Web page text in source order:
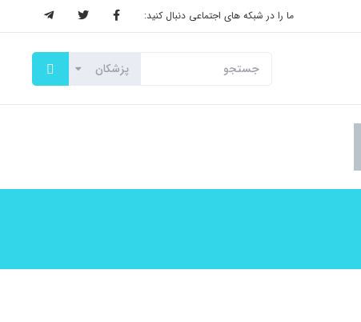
ما را در شبکه های اجتماعی دنبال کنید: